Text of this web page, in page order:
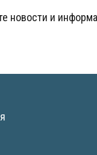
новости и